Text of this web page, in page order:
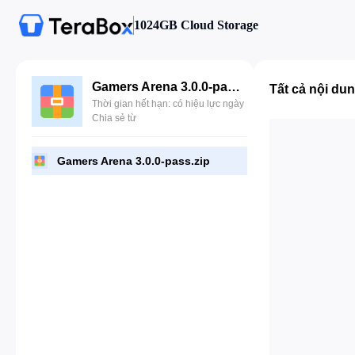
1024GB Cloud Storage
Gamers Arena 3.0.0-pass.zip
Thời gian hết hạn: có hiệu lực ngày
Chia sẻ từ
Gamers Arena 3.0.0-pass.zip
Tất cả nội